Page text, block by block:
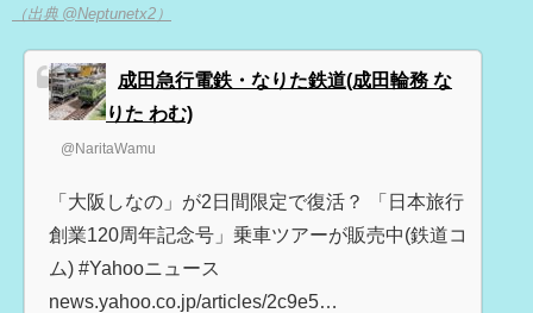
（出典 @Neptunetx2）
成田急行電鉄・なりた鉄道(成田輪務 な
りた わむ)
@NaritaWamu
「大阪しなの」が2日間限定で復活？ 「日本旅行
創業120周年記念号」乗車ツアーが販売中(鉄道コ
ム) #Yahooニュース
news.yahoo.co.jp/articles/2c9e5…